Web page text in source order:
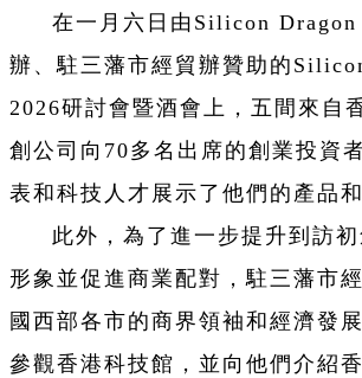
在一月六日由Silicon Dragon
辦、駐三藩市經貿辦贊助的
2026研討會暨酒會上，五間來自
創公司向70多名出席的創業投資
表和科技人才展示了他們的產品和
此外，為了進一步提升到訪
形象並促進商業配對，駐三藩市
國西部各市的商界領袖和經濟發
參觀香港科技館，並向他們介紹